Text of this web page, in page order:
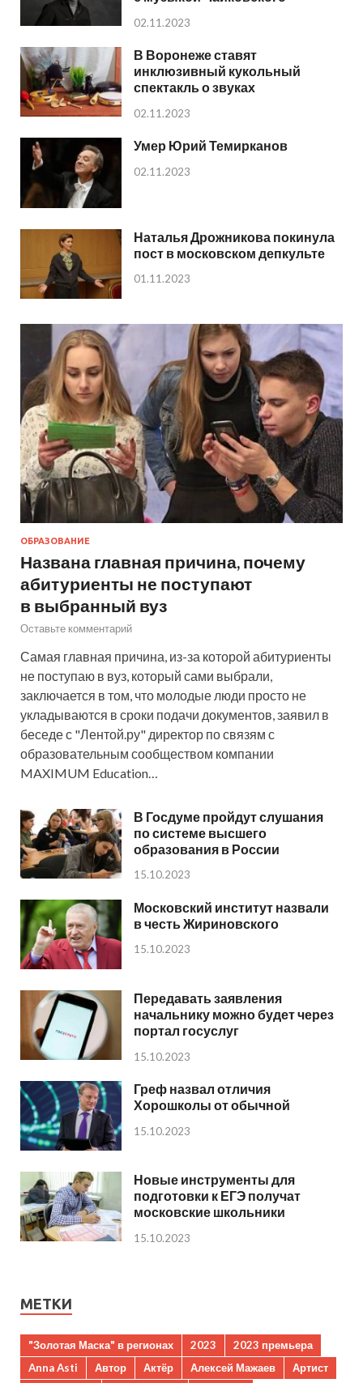
02.11.2023
В Воронеже ставят
инклюзивный кукольный
спектакль о звуках
02.11.2023
Умер Юрий Темирканов
02.11.2023
Наталья Дрожникова покинула
пост в московском депкульте
01.11.2023
ОБРАЗОВАНИЕ
Названа главная причина, почему
абитуриенты не поступают
в выбранный вуз
Оставьте комментарий
Самая главная причина, из-за которой абитуриенты
не поступаю в вуз, который сами выбрали,
заключается в том, что молодые люди просто не
укладываются в сроки подачи документов, заявил в
беседе с "Лентой.ру" директор по связям с
образовательным сообществом компании
MAXIMUM Education…
В Госдуме пройдут слушания
по системе высшего
образования в России
15.10.2023
Московский институт назвали
в честь Жириновского
15.10.2023
Передавать заявления
начальнику можно будет через
портал госуслуг
15.10.2023
Греф назвал отличия
Хорошколы от обычной
15.10.2023
Новые инструменты для
подготовки к ЕГЭ получат
московские школьники
15.10.2023
МЕТКИ
"Золотая Маска" в регионах 2023
2023 премьера
Anna Asti
Автор Актёр Алексей Мажаев
Артист